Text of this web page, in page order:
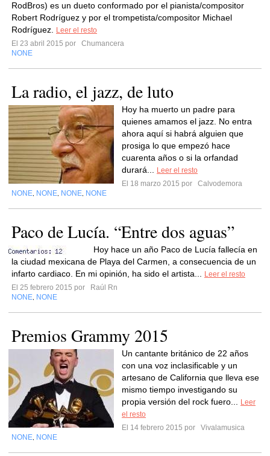
RodBros) es un dueto conformado por el pianista/compositor
Robert Rodríguez y por el trompetista/compositor Michael
Rodríguez.
Leer el resto
El 23 abril 2015 por
Chumancera
NONE
La radio, el jazz, de luto
Hoy ha muerto un padre para
quienes amamos el jazz. No entra
ahora aquí si habrá alguien que
prosiga lo que empezó hace
cuarenta años o si la orfandad
durará...
Leer el resto
El 18 marzo 2015 por
Calvodemora
NONE NONE NONE NONE
Paco de Lucía. “Entre dos aguas”
Hoy hace un año Paco de Lucía fallecía en
la ciudad mexicana de Playa del Carmen, a consecuencia de un
infarto cardiaco. En mi opinión, ha sido el artista...
Leer el resto
El 25 febrero 2015 por
Raúl Rn
NONE NONE
Premios Grammy 2015
Un cantante británico de 22 años
con una voz inclasificable y un
artesano de California que lleva ese
mismo tiempo investigando su
propia versión del rock fuero...
Leer
el resto
El 14 febrero 2015 por
Vivalamusica
NONE NONE